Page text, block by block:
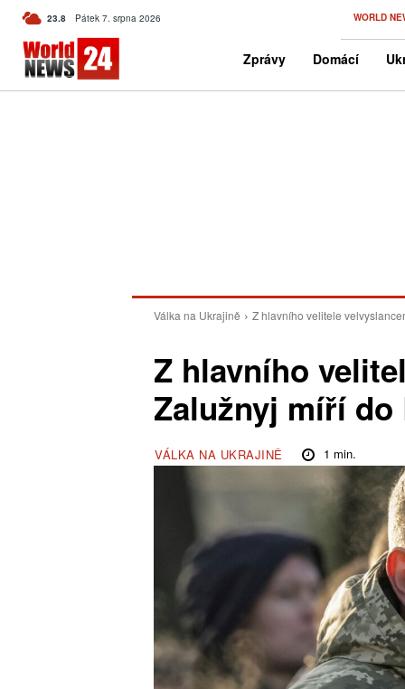
23.8 C Czech
Pátek 7. srpna 2026 WORLD
Zprávy Domácí
Válka na Ukrajině Z hlavního velitele
Z hlavního
Zalužnyj míří
VÁLKA NA UKRAJINĚ 1 min.